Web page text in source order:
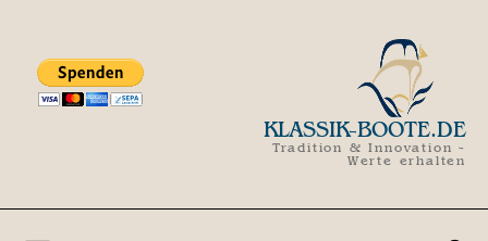
KLASSIK-BOOTE.DE
Tradition & Innovation -
Werte erhalten